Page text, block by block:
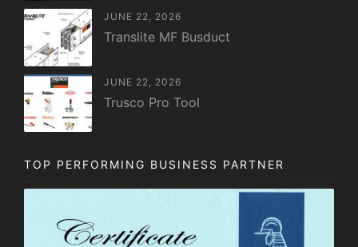
JUNE 22, 2026
Translite MF Busduct
JUNE 22, 2026
Trusco Pro Tool
TOP PERFORMING BUSINESS PARTNER